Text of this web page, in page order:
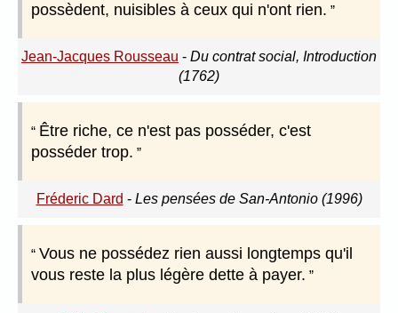
possèdent, nuisibles à ceux qui n'ont rien.
Jean-Jacques Rousseau - Du contrat social, Introduction
(1762)
Être riche, ce n'est pas posséder, c'est
posséder trop.
Fréderic Dard - Les pensées de San-Antonio (1996)
Vous ne possédez rien aussi longtemps qu'il
vous reste la plus légère dette à payer.